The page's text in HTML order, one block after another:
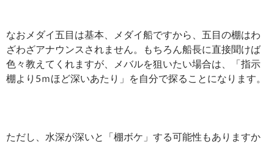
なおメダイ五目は基本、メダイ船ですから、五目の棚はわ
ざわざアナウンスされません。もちろん船長に直接聞けば
色々教えてくれますが、メバルを狙いたい場合は、「指示
棚より5ｍほど深いあたり」を自分で探ることになります。
ただし、水深が深いと「棚ボケ」する可能性もありますか